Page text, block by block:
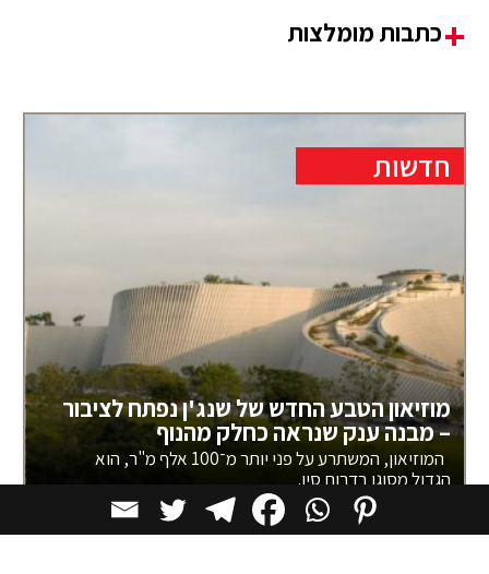
כתבות מומלצות
חדשות
מוזיאון הטבע החדש של שנג'ן נפתח לציבור
– מבנה ענק שנראה כחלק מהנוף
המוזיאון, המשתרע על פני יותר מ־100 אלף מ"ר, הוא
הגדול מסוגו בדרום סין.